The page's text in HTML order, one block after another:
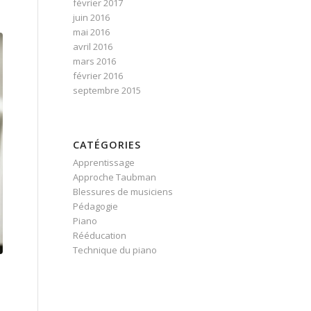
février 2017
juin 2016
mai 2016
avril 2016
mars 2016
février 2016
septembre 2015
CATÉGORIES
Apprentissage
Approche Taubman
Blessures de musiciens
Pédagogie
Piano
Rééducation
Technique du piano